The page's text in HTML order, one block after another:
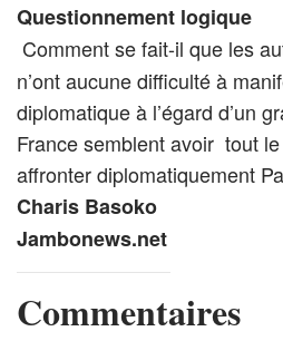
Questionnement logique
Comment se fait-il que les
n’ont aucune difficulté à
diplomatique à l’égard d’un
France semblent avoir tout
affronter diplomatiquement
Charis Basoko
Jambonews.net
Commentaires